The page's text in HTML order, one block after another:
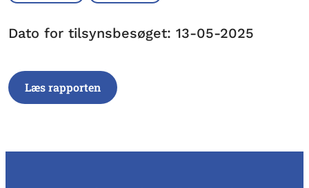
Dato for tilsynsbesøget: 13-05-2025
Læs rapporten